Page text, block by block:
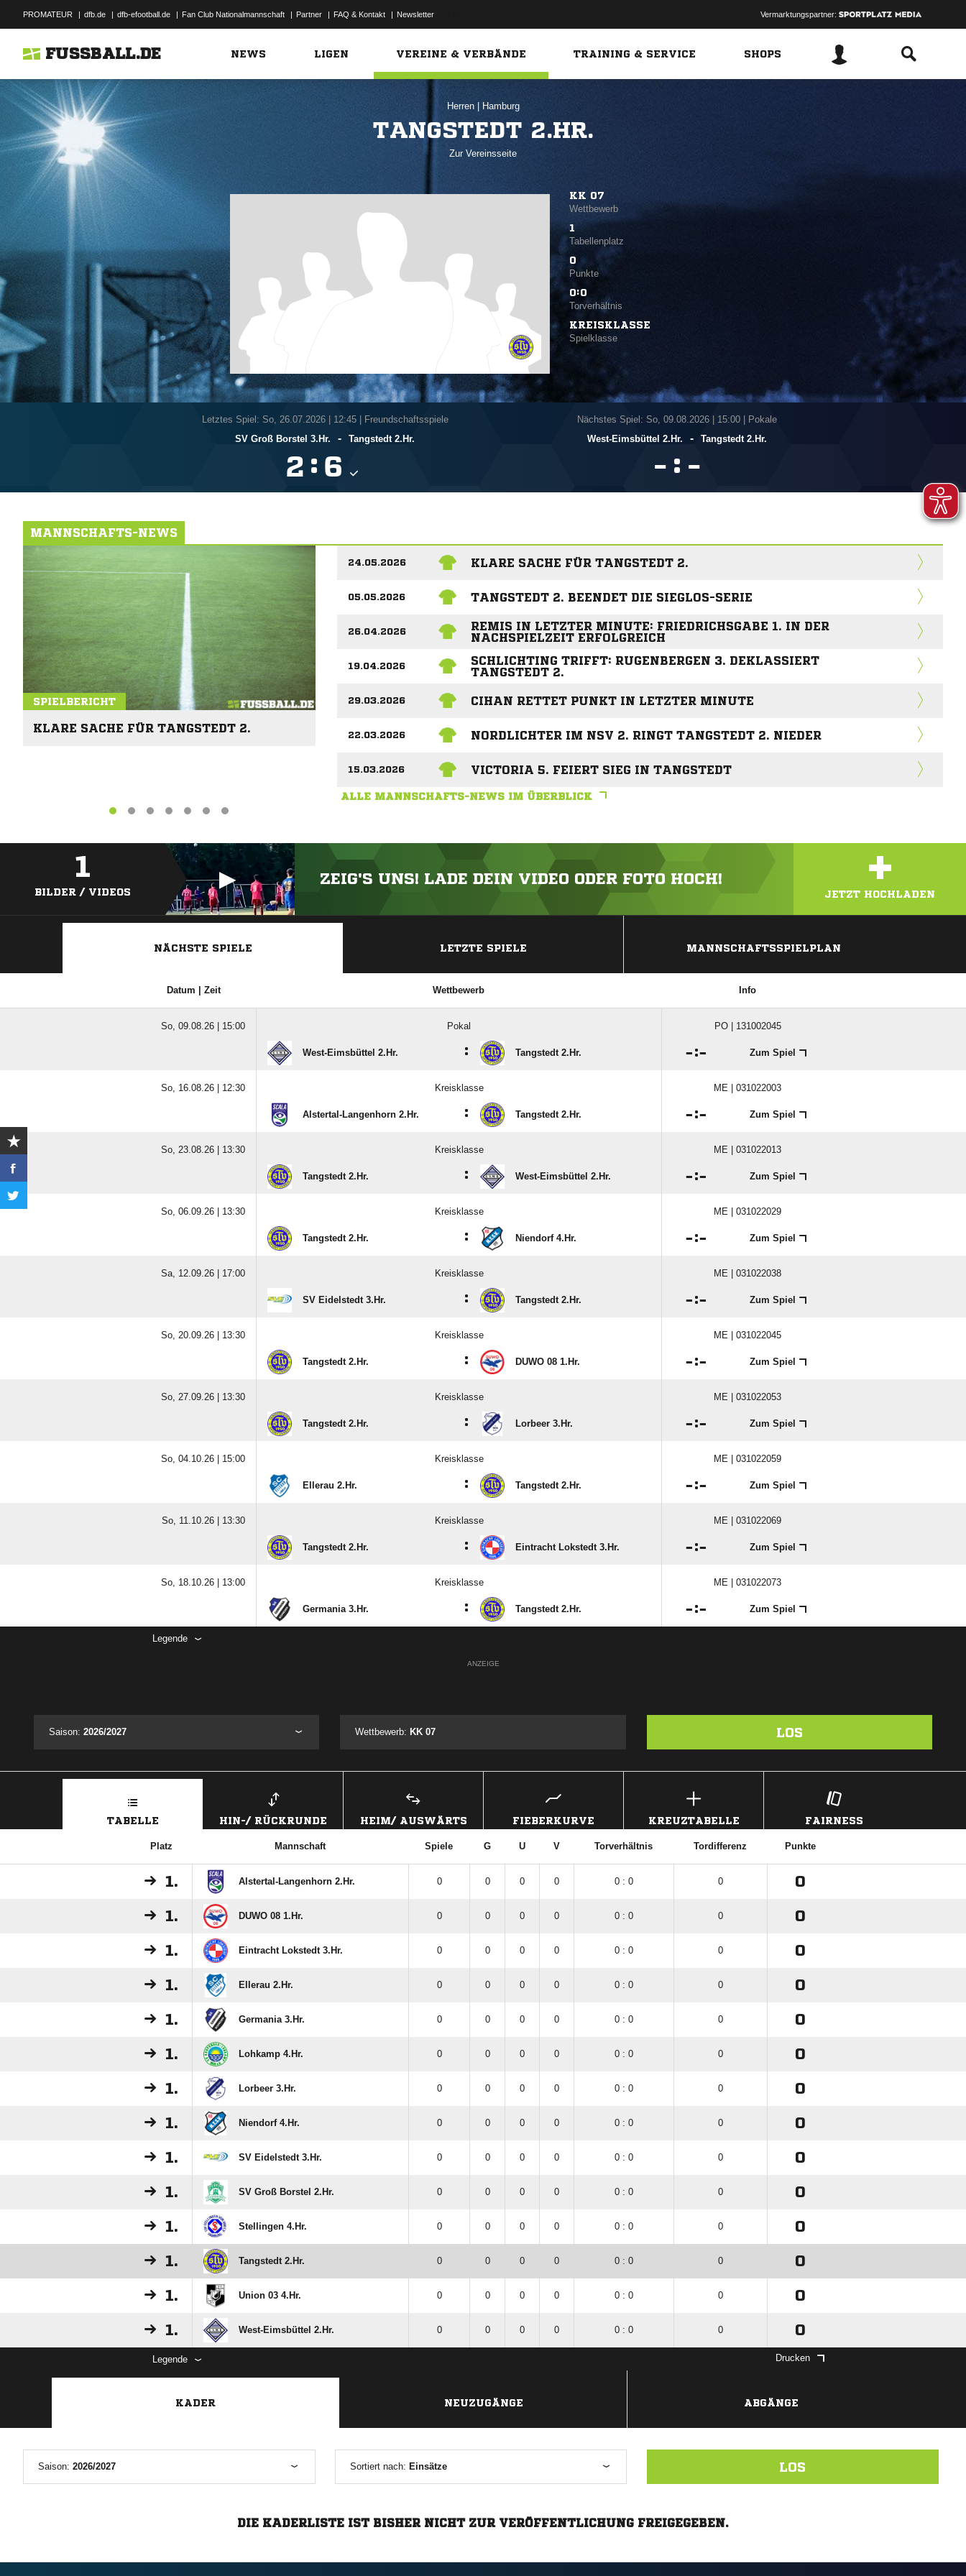
PROMATEUR | dfb.de | dfb-efootball.de | Fan Club Nationalmannschaft | Partner | FAQ & Kontakt | Newsletter Vermarktungspartner:
FUSSBALL.DE NEWS LIGEN VEREINE & VERBÄNDE TRAINING & SERVICE SHOPS
Herren Hamburg
TANGSTEDT 2.HR.
Zur Vereinsseite
KK 07
Wettbewerb
1
Tabellenplatz
0
Punkte
0:0
Torverhältnis
KREISKLASSE
Spielklasse
Letztes Spiel: So, 26.07.2026| 12:45 | Freundschaftsspiele
SV Groß Borstel 3.Hr.
- Tangstedt 2.Hr.
 : 
Nächstes Spiel: So, 09.08.2026
15:00 | Pokale
West-Eimsbüttel 2.Hr.
- Tangstedt 2.Hr.
 : 
MANNSCHAFTS-NEWS
SPIELBERICHT
KLARE SACHE FÜR TANGSTEDT 2.
24.05.2026 KLARE SACHE FÜR TANGSTEDT 2.
05.05.2026 TANGSTEDT 2. BEENDET DIE SIEGLOS-SERIE
26.04.2026
REMIS IN LETZTER MINUTE: FRIEDRICHSGABE 1. IN DER
NACHSPIELZEIT ERFOLGREICH
19.04.2026
SCHLICHTING TRIFFT: RUGENBERGEN 3. DEKLASSIERT
TANGSTEDT 2.
29.03.2026 CIHAN RETTET PUNKT IN LETZTER MINUTE
22.03.2026 NORDLICHTER IM NSV 2. RINGT TANGSTEDT 2. NIEDER
15.03.2026 VICTORIA 5. FEIERT SIEG IN TANGSTEDT
ALLE MANNSCHAFTS-NEWS IM ÜBERBLICK
1
BILDER / VIDEOS
ZEIG'S UNS! LADE DEIN VIDEO ODER FOTO HOCH! +
JETZT HOCHLADEN
NÄCHSTE SPIELE LETZTE SPIELE MANNSCHAFTSSPIELPLAN
Datum | Zeit Wettbewerb Info
So, 09.08.26 | 15:00 Pokal PO | 131002045
West-Eimsbüttel 2.Hr. : Tangstedt 2.Hr. : Zum Spiel
So, 16.08.26 | 12:30 Kreisklasse ME | 031022003
Alstertal-Langenhorn 2.Hr. : Tangstedt 2.Hr. : Zum Spiel
So, 23.08.26 | 13:30 Kreisklasse ME | 031022013
Tangstedt 2.Hr. : West-Eimsbüttel 2.Hr. : Zum Spiel
So, 06.09.26 | 13:30 Kreisklasse ME | 031022029
Tangstedt 2.Hr. : Niendorf 4.Hr. : Zum Spiel
Sa, 12.09.26 | 17:00 Kreisklasse ME | 031022038
SV Eidelstedt 3.Hr. : Tangstedt 2.Hr. : Zum Spiel
So, 20.09.26 | 13:30 Kreisklasse ME | 031022045
Tangstedt 2.Hr. : DUWO 08 1.Hr. : Zum Spiel
So, 27.09.26 | 13:30 Kreisklasse ME | 031022053
Tangstedt 2.Hr. : Lorbeer 3.Hr. : Zum Spiel
So, 04.10.26 | 15:00 Kreisklasse ME | 031022059
Ellerau 2.Hr. : Tangstedt 2.Hr. : Zum Spiel
So, 11.10.26 | 13:30 Kreisklasse ME | 031022069
Tangstedt 2.Hr. : Eintracht Lokstedt 3.Hr. : Zum Spiel
So, 18.10.26 | 13:00 Kreisklasse ME | 031022073
Germania 3.Hr. : Tangstedt 2.Hr. : Zum Spiel
Legende
ANZEIGE
Saison: 2026/2027 Wettbewerb: KK 07 LOS
TABELLE HIN-/ RÜCKRUNDE HEIM/ AUSWÄRTS FIEBERKURVE KREUZTABELLE FAIRNESS
Platz Mannschaft Spiele G U V Torverhältnis Tordifferenz Punkte
1. Alstertal-Langenhorn 2.Hr. 0 0 0 0 0 : 0 0 0
1. DUWO 08 1.Hr. 0 0 0 0 0 : 0 0 0
1. Eintracht Lokstedt 3.Hr. 0 0 0 0 0 : 0 0 0
1. Ellerau 2.Hr. 0 0 0 0 0 : 0 0 0
1. Germania 3.Hr. 0 0 0 0 0 : 0 0 0
1. Lohkamp 4.Hr. 0 0 0 0 0 : 0 0 0
1. Lorbeer 3.Hr. 0 0 0 0 0 : 0 0 0
1. Niendorf 4.Hr. 0 0 0 0 0 : 0 0 0
1. SV Eidelstedt 3.Hr. 0 0 0 0 0 : 0 0 0
1. SV Groß Borstel 2.Hr. 0 0 0 0 0 : 0 0 0
1. Stellingen 4.Hr. 0 0 0 0 0 : 0 0 0
1. Tangstedt 2.Hr. 0 0 0 0 0 : 0 0 0
1. Union 03 4.Hr. 0 0 0 0 0 : 0 0 0
1. West-Eimsbüttel 2.Hr. 0 0 0 0 0 : 0 0 0
Legende Drucken
KADER NEUZUGÄNGE ABGÄNGE
Saison: 2026/2027 Sortiert nach: Einsätze LOS
DIE KADERLISTE IST BISHER NICHT ZUR VERÖFFENTLICHUNG FREIGEGEBEN.